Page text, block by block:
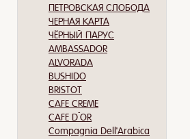
ПЕТРОВСКАЯ СЛОБОДА
ЧЕРНАЯ КАРТА
ЧЁРНЫЙ ПАРУС
AMBASSADOR
ALVORADA
BUSHIDO
BRISTOT
CAFE CREME
CAFE D`OR
Compagnia Dell'Arabica